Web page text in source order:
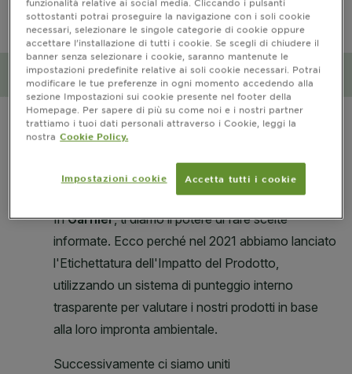
CLOSE SUBPANEL
Impatto ambientale e sociale
CLOSE SUBPANEL
funzionalità relative ai social media. Cliccando i pulsanti
sottostanti potrai proseguire la navigazione con i soli cookie
necessari, selezionare le singole categorie di cookie oppure
accettare l’installazione di tutti i cookie. Se scegli di chiudere il
banner senza selezionare i cookie, saranno mantenute le
impostazioni predefinite relative ai soli cookie necessari. Potrai
modificare le tue preferenze in ogni momento accedendo alla
sezione Impostazioni sui cookie presente nel footer della
Homepage. Per sapere di più su come noi e i nostri partner
trattiamo i tuoi dati personali attraverso i Cookie, leggi la
nostra Cookie Policy.
Impostazioni cookie Accetta tutti i cookie